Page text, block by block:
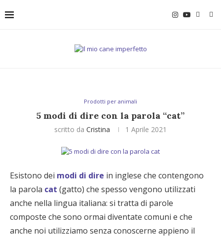
Prodotti per animali
5 modi di dire con la parola “cat”
scritto da Cristina 1 Aprile 2021
Esistono dei modi di dire in inglese che contengono
la parola cat (gatto) che spesso vengono utilizzati
anche nella lingua italiana: si tratta di parole
composte che sono ormai diventate comuni e che
anche noi utilizziamo senza conoscerne appieno il